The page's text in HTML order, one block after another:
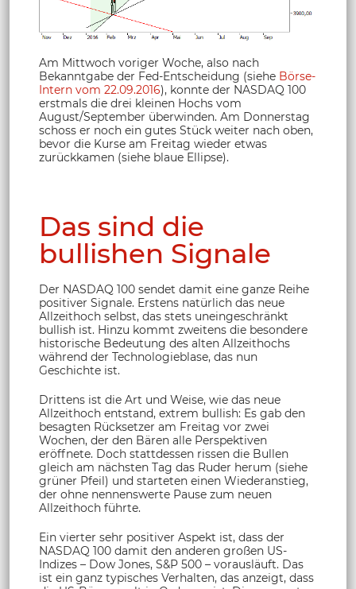
Am Mittwoch voriger Woche, also nach
Bekanntgabe der Fed-Entscheidung (siehe Börse-
Intern vom 22.09.2016), konnte der NASDAQ 100
erstmals die drei kleinen Hochs vom
August/September überwinden. Am Donnerstag
schoss er noch ein gutes Stück weiter nach oben,
bevor die Kurse am Freitag wieder etwas
zurückkamen (siehe blaue Ellipse).
Das sind die
bullishen Signale
Der NASDAQ 100 sendet damit eine ganze Reihe
positiver Signale. Erstens natürlich das neue
Allzeithoch selbst, das stets uneingeschränkt
bullish ist. Hinzu kommt zweitens die besondere
historische Bedeutung des alten Allzeithochs
während der Technologieblase, das nun
Geschichte ist.
Drittens ist die Art und Weise, wie das neue
Allzeithoch entstand, extrem bullish: Es gab den
besagten Rücksetzer am Freitag vor zwei
Wochen, der den Bären alle Perspektiven
eröffnete. Doch stattdessen rissen die Bullen
gleich am nächsten Tag das Ruder herum (siehe
grüner Pfeil) und starteten einen Wiederanstieg,
der ohne nennenswerte Pause zum neuen
Allzeithoch führte.
Ein vierter sehr positiver Aspekt ist, dass der
NASDAQ 100 damit den anderen großen US-
Indizes – Dow Jones, S&P 500 – vorausläuft. Das
ist ein ganz typisches Verhalten, das anzeigt, dass